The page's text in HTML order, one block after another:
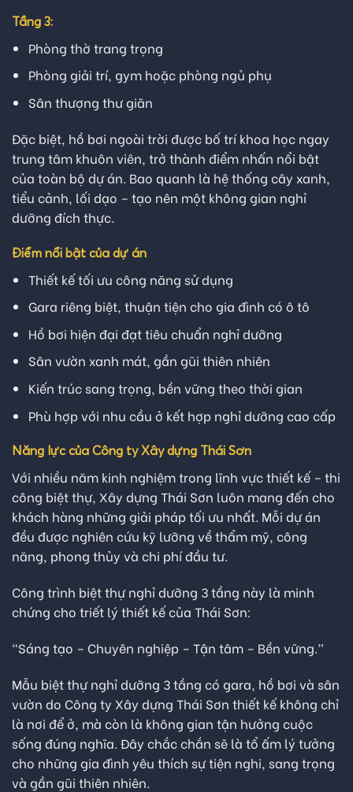
Tầng 3:
Phòng thờ trang trọng
Phòng giải trí, gym hoặc phòng ngủ phụ
Sân thượng thư giãn
Đặc biệt, hồ bơi ngoài trời được bố trí khoa học ngay
trung tâm khuôn viên, trở thành điểm nhấn nổi bật
của toàn bộ dự án. Bao quanh là hệ thống cây xanh,
tiểu cảnh, lối dạo – tạo nên một không gian nghỉ
dưỡng đích thực.
Điểm nổi bật của dự án
Thiết kế tối ưu công năng sử dụng
Gara riêng biệt, thuận tiện cho gia đình có ô tô
Hồ bơi hiện đại đạt tiêu chuẩn nghỉ dưỡng
Sân vườn xanh mát, gần gũi thiên nhiên
Kiến trúc sang trọng, bền vững theo thời gian
Phù hợp với nhu cầu ở kết hợp nghỉ dưỡng cao cấp
Năng lực của Công ty Xây dựng Thái Sơn
Với nhiều năm kinh nghiệm trong lĩnh vực thiết kế – thi
công biệt thự, Xây dựng Thái Sơn luôn mang đến cho
khách hàng những giải pháp tối ưu nhất. Mỗi dự án
đều được nghiên cứu kỹ lưỡng về thẩm mỹ, công
năng, phong thủy và chi phí đầu tư.
Công trình biệt thự nghỉ dưỡng 3 tầng này là minh
chứng cho triết lý thiết kế của Thái Sơn:
“Sáng tạo – Chuyên nghiệp – Tận tâm – Bền vững.”
Mẫu biệt thự nghỉ dưỡng 3 tầng có gara, hồ bơi và sân
vườn do Công ty Xây dựng Thái Sơn thiết kế không chỉ
là nơi để ở, mà còn là không gian tận hưởng cuộc
sống đúng nghĩa. Đây chắc chắn sẽ là tổ ấm lý tưởng
cho những gia đình yêu thích sự tiện nghi, sang trọng
và gần gũi thiên nhiên.